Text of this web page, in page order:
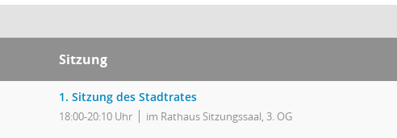
Sitzung
1. Sitzung des Stadtrates
18:00-20:10 Uhr im Rathaus Sitzungssaal, 3. OG